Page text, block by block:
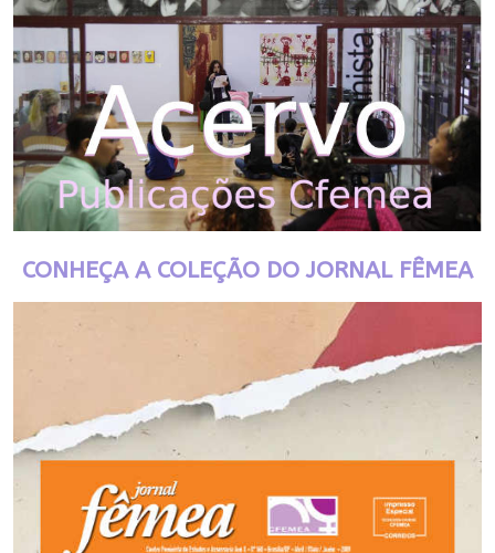
CONHEÇA A COLEÇÃO DO JORNAL FÊMEA